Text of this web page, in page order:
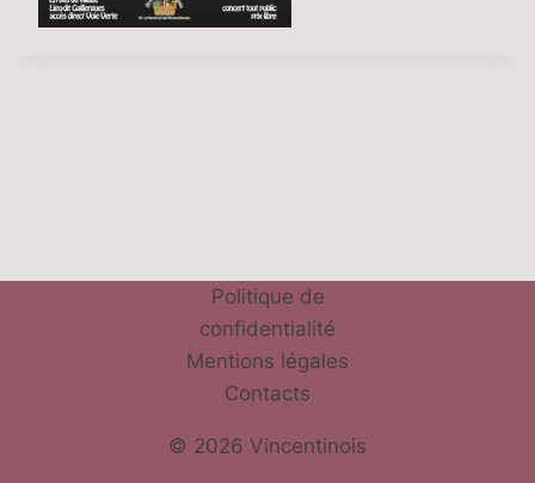
Politique de
confidentialité
Mentions légales
Contacts
© 2026 Vincentinois